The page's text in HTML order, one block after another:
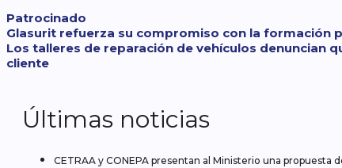
Categorías
Patrocinado
Glasurit refuerza su compromiso con la formación
Los talleres de reparación de vehículos denuncian
cliente
Últimas noticias
CETRAA y CONEPA presentan al Ministerio una propuesta